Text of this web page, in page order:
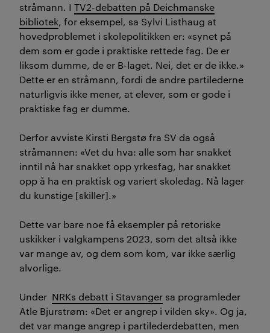
stråmann. I TV2-debatten på Deichmanske
bibliotek, for eksempel, sa Sylvi Listhaug at
hovedproblemet i skolepolitikken er: «synet på
dem som er gode i praktiske rettede fag. De er
liksom dumme, de er B-laget. Nei, det er de ikke.»
Dette er en stråmann, fordi de andre partilederne
naturligvis ikke mener, at elever, som er gode i
praktiske fag er dumme.
Derfor avviste Kirsti Bergstø fra SV da også
stråmannen: «Vet du hva: alle som har snakket
inntil nå har snakket opp yrkesfag, har snakket
opp å ha en praktisk og variert skoledag. Nå lager
du kunstige [skiller].»
Dette var bare noe få eksempler på retoriske
uskikker i valgkampens 2023, som det altså ikke
var mange av, og dem som kom, var ikke særlig
alvorlige.
Under NRKs debatt i Stavanger sa programleder
Atle Bjurstrøm: «Det er angrep i vilden sky». Og ja,
det var mange angrep i partilederdebatten, men